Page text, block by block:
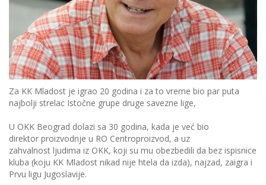
Za KK Mladost je igrao 20 godina i za to vreme bio par puta
najbolji strelac Istočne grupe druge savezne lige,
U OKK Beograd dolazi sa 30 godina, kada je već bio
direktor proizvodnje u RO Centroproizvod, a uz
zahvalnost ljudima iz OKK, koji su mu obezbedili da bez ispisnice
kluba (koju KK Mladost nikad nije htela da izda), najzad, zaigra i
Prvu ligu Jugoslavije.